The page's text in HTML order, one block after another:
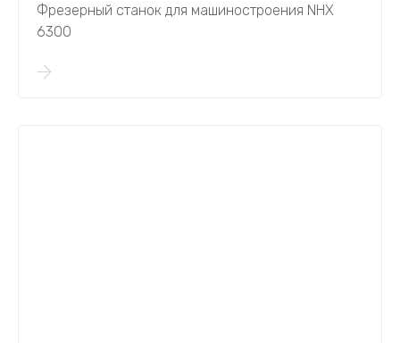
Фрезерный станок для машиностроения NHX
6300